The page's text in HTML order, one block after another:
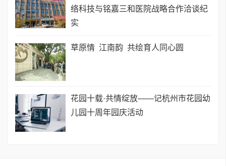
络科技与铭嘉三和医院战略合作洽谈纪
实
草原情 江南韵 共绘育人同心圆
花园十载·共情绽放——记杭州市花园幼
儿园十周年园庆活动